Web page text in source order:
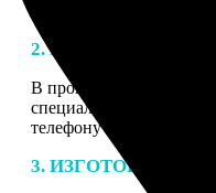
загрузите
2. МАКЕТ
В процессе подготовки
специалисты могут
телефону или email для
3. ИЗГОТОВЛЕНИЕ